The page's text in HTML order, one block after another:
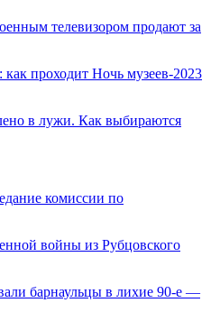
телевизором продают за
проходит Ночь музеев-2023
в лужи. Как выбираются
комиссии по
войны из Рубцовского
барнаульцы в лихие 90-е —